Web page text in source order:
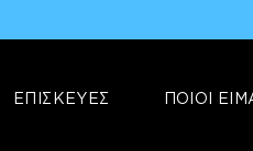
ΕΠΙΣΚΕΥΕΣ ΠΟΙΟΙ
Επισκευές & Πωλήσεις